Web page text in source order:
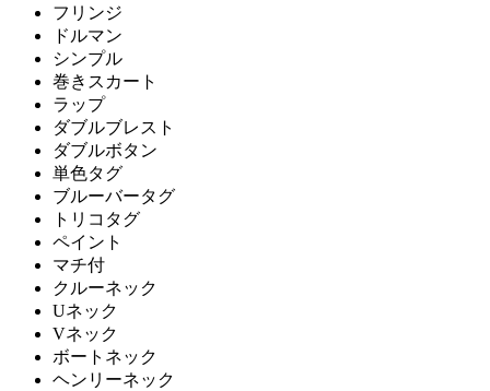
フリンジ
ドルマン
シンプル
巻きスカート
ラップ
ダブルブレスト
ダブルボタン
単色タグ
ブルーバータグ
トリコタグ
ペイント
マチ付
クルーネック
Uネック
Vネック
ボートネック
ヘンリーネック